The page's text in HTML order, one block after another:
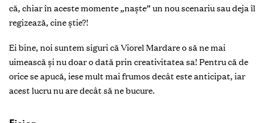
că, chiar în aceste momente „naşte” un nou scenariu sau deja îl
regizează, cine ştie?!
Ei bine, noi suntem siguri că Viorel Mardare o să ne mai
uimească şi nu doar o dată prin creativitatea sa! Pentru că de
orice se apucă, iese mult mai frumos decât este anticipat, iar
acest lucru nu are decât să ne bucure.